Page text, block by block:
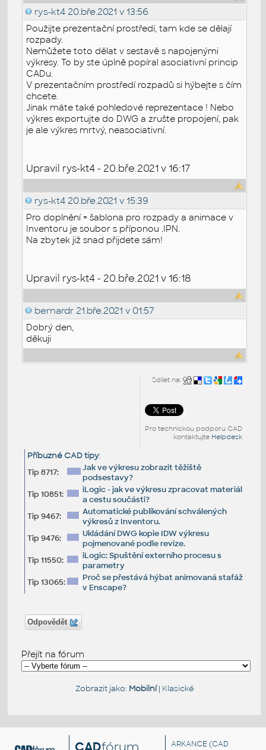
rys-kt4 20.bře.2021 v 13:56
Použijte prezentační prostředí, tam kde se dělají
rozpady.
Nemůžete toto dělat v sestavě s napojenými
výkresy. To by ste úplně popíral asociativní princip
CADu.
V prezentačním prostředí rozpadů si hýbejte s čím
chcete.
Jinak máte také pohledové reprezentace ! Nebo
výkres exportujte do DWG a zrušte propojení, pak
je ale výkres mrtvý, neasociativní.
Upravil rys-kt4 - 20.bře.2021 v 16:17
rys-kt4 20.bře.2021 v 15:39
Pro doplnění = šablona pro rozpady a animace v
Inventoru je soubor s příponou .IPN.
Na zbytek již snad přijdete sám!
Upravil rys-kt4 - 20.bře.2021 v 16:18
bernardr 21.bře.2021 v 01:57
Dobrý den,
děkuji
Sdílet na:
Pro technickou podporu CAD
kontaktujte Helpdesk
Příbuzné CAD tipy:
Tip 8717:
Jak ve výkresu zobrazit těžiště
podsestavy?
Tip 10851:
iLogic - jak ve výkresu zpracovat materiál
a cestu součásti?
Tip 9467:
Automatické publikování schválených
výkresů z Inventoru.
Tip 9476:
Ukládání DWG kopie IDW výkresu
pojmenované podle revize.
Tip 11550:
iLogic: Spuštění externího procesu s
parametry
Tip 13065:
Proč se přestává hýbat animovaná stafáž
v Enscape?
Odpovědět
Přejít na fórum
Zobrazit jako: Mobilní| Klasické
ARKANCE (CAD